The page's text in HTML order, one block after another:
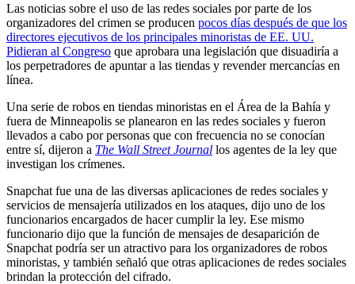
Las noticias sobre el uso de las redes sociales por parte de los
organizadores del crimen se producen pocos días después de que los
directores ejecutivos de los principales minoristas de EE. UU.
Pidieran al Congreso que aprobara una legislación que disuadiría a
los perpetradores de apuntar a las tiendas y revender mercancías en
línea.
Una serie de robos en tiendas minoristas en el Área de la Bahía y
fuera de Minneapolis se planearon en las redes sociales y fueron
llevados a cabo por personas que con frecuencia no se conocían
entre sí, dijeron a The Wall Street Journal los agentes de la ley que
investigan los crímenes.
Snapchat fue una de las diversas aplicaciones de redes sociales y
servicios de mensajería utilizados en los ataques, dijo uno de los
funcionarios encargados de hacer cumplir la ley. Ese mismo
funcionario dijo que la función de mensajes de desaparición de
Snapchat podría ser un atractivo para los organizadores de robos
minoristas, y también señaló que otras aplicaciones de redes sociales
brindan la protección del cifrado.